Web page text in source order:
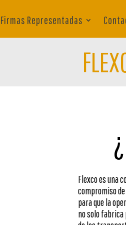
Firmas Representadas
Flexco es una
compromiso
para que la
no solo fabrica